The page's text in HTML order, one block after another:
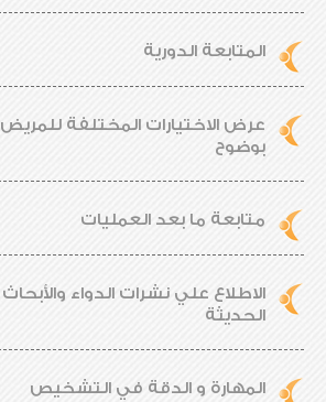
المتابعة الدورية
عرض الاختيارات المختلفة للمريض
بوضوح
متابعة ما بعد العمليات
الاطلاع علي نشرات الدواء والأبحاث
الحديثة
المهارة و الدقة في التشخيص